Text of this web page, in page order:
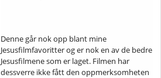
Denne går nok opp blant mine
Jesusfilmfavoritter og er nok en av de bedre
Jesusfilmene som er laget. Filmen har
dessverre ikke fått den oppmerksomheten